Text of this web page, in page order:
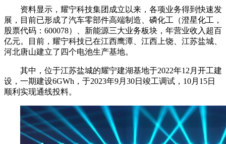
资料显示，耀宁科技集团成立以来，各项业务得到快速发
展，目前已形成了汽车零部件高端制造、磷化工（澄星化工，
股票代码：600078）、新能源三大业务板块，年营业收入超百
亿元。目前，耀宁科技已在江西鹰潭、江西上饶、江苏盐城、
河北唐山建立了四个电池生产基地。
其中，位于江苏盐城的耀宁建湖基地于2022年12月开工建
设，一期建设6GWh，于2023年9月30日竣工调试，10月15日
顺利实现通线投料。